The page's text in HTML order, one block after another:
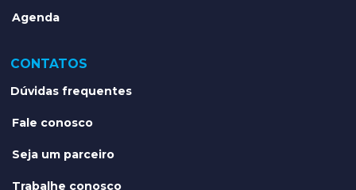
Agenda
CONTATOS
Dúvidas frequentes
Fale conosco
Seja um parceiro
Trabalhe conosco